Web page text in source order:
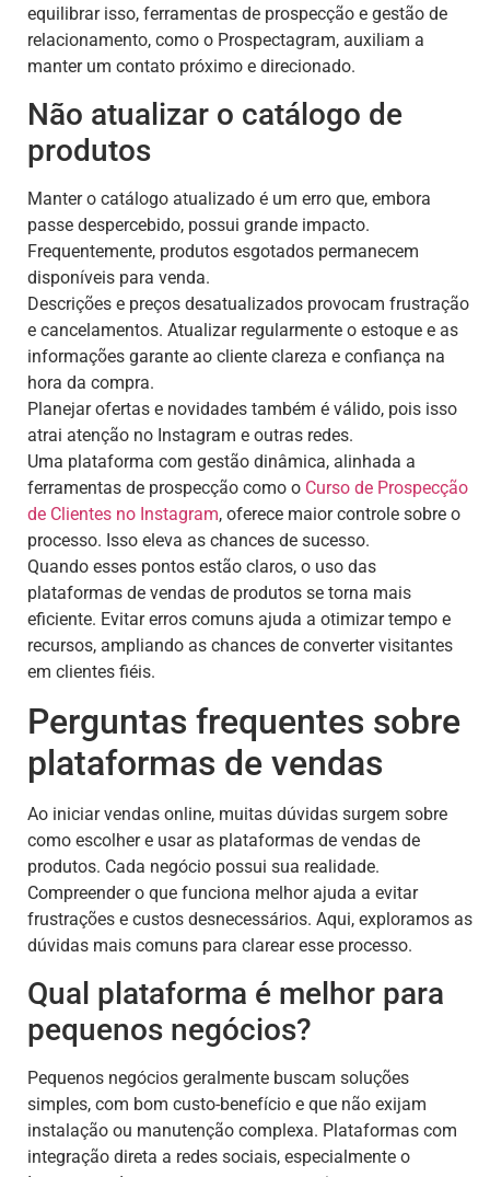
equilibrar isso, ferramentas de prospecção e gestão de
relacionamento, como o Prospectagram, auxiliam a
manter um contato próximo e direcionado.
Não atualizar o catálogo de
produtos
Manter o catálogo atualizado é um erro que, embora
passe despercebido, possui grande impacto.
Frequentemente, produtos esgotados permanecem
disponíveis para venda.
Descrições e preços desatualizados provocam frustração
e cancelamentos. Atualizar regularmente o estoque e as
informações garante ao cliente clareza e confiança na
hora da compra.
Planejar ofertas e novidades também é válido, pois isso
atrai atenção no Instagram e outras redes.
Uma plataforma com gestão dinâmica, alinhada a
ferramentas de prospecção como o Curso de Prospecção
de Clientes no Instagram, oferece maior controle sobre o
processo. Isso eleva as chances de sucesso.
Quando esses pontos estão claros, o uso das
plataformas de vendas de produtos se torna mais
eficiente. Evitar erros comuns ajuda a otimizar tempo e
recursos, ampliando as chances de converter visitantes
em clientes fiéis.
Perguntas frequentes sobre
plataformas de vendas
Ao iniciar vendas online, muitas dúvidas surgem sobre
como escolher e usar as plataformas de vendas de
produtos. Cada negócio possui sua realidade.
Compreender o que funciona melhor ajuda a evitar
frustrações e custos desnecessários. Aqui, exploramos as
dúvidas mais comuns para clarear esse processo.
Qual plataforma é melhor para
pequenos negócios?
Pequenos negócios geralmente buscam soluções
simples, com bom custo-benefício e que não exijam
instalação ou manutenção complexa. Plataformas com
integração direta a redes sociais, especialmente o